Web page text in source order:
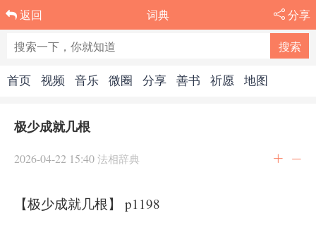
返回 词典 分享
首页 视频 音乐 微圈 分享 善书 祈愿 地图
极少成就几根
2026-04-22 15:40 法相辞典
【极少成就几根】 p1198